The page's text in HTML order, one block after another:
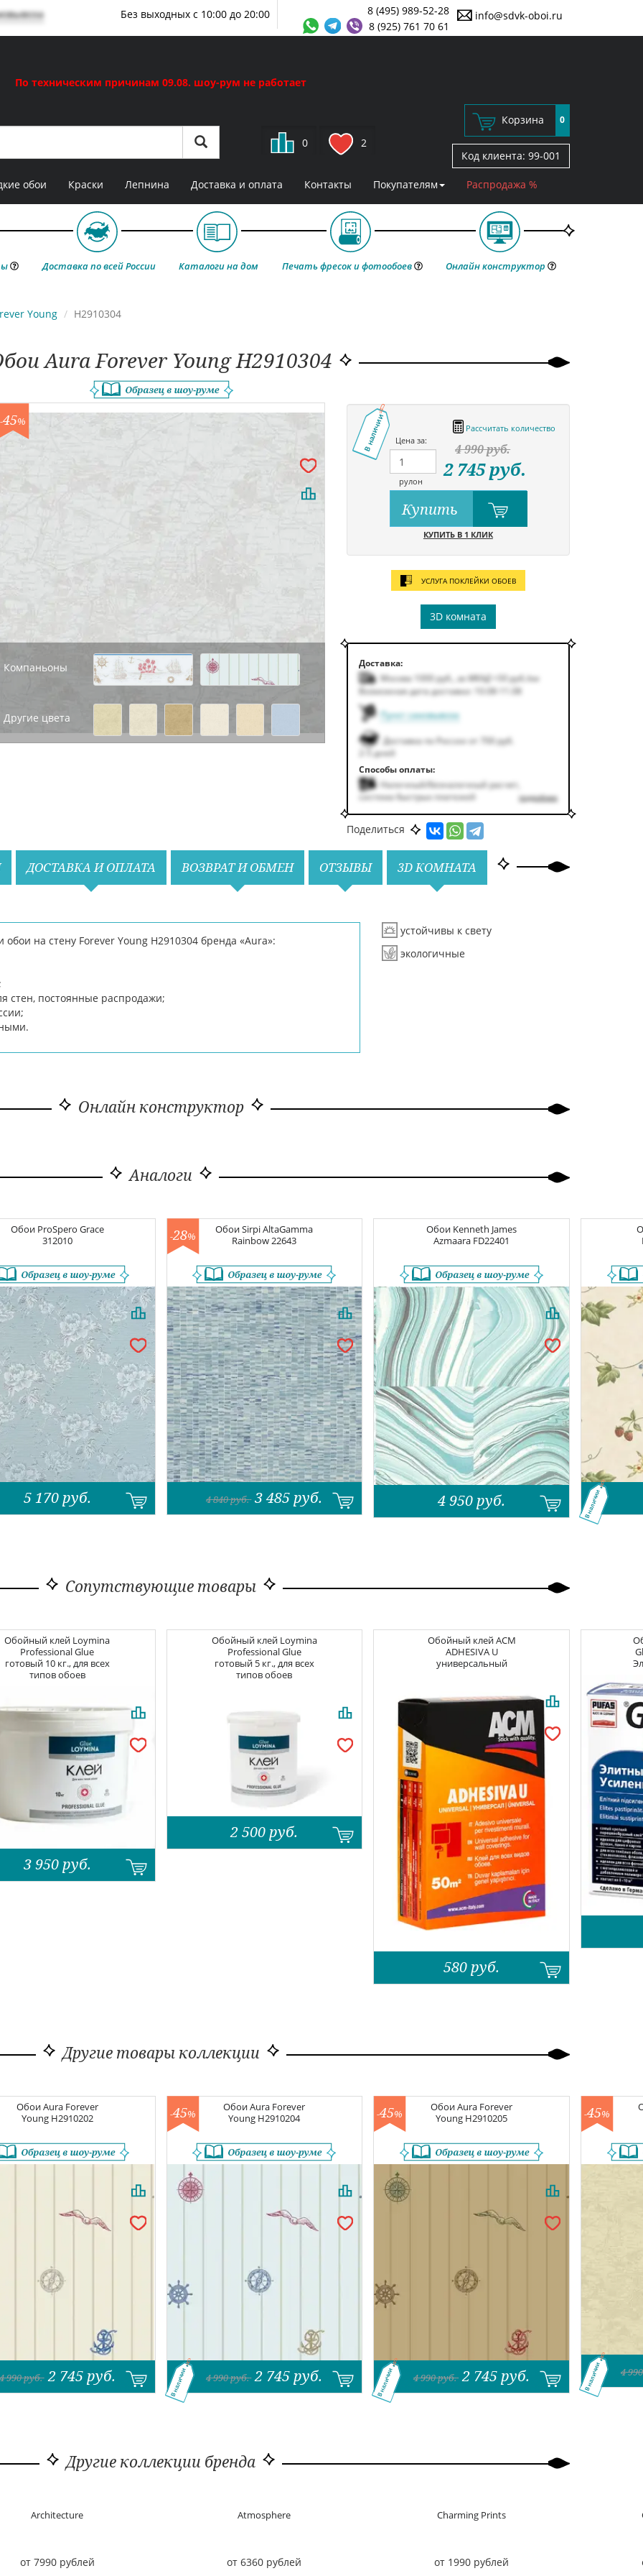
info@sdvk-oboi.ru
8 (495) 989-52-28
8 (925) 761 70 61
Без выходных с 10:00 до 20:00
По техническим причинам 09.08. шоу-рум не работает
0 2
Корзина 0
Код клиента: 99-001
обои Краски Лепнина Доставка и оплата Контакты Покупателям Распродажа %
Доставка по всей России Каталоги на дом Печать фресок и фотообоев Онлайн конструктор
Young H2910304
Aura Forever Young H2910304
-45%
Компаньоны
Другие цвета
Назад
В наличии
Рассчитать количество
Цена за:
рулон
4 990руб.
2 745руб.
Купить
КУПИТЬ В 1 КЛИК
УСЛУГА ПОКЛЕЙКИ ОБОЕВ
3D комната
Доставка:
Москва 1000руб. за МКАД +50руб. /км
Возможная дата доставки: 10.08-11.08
Пункт самовывоза
Доставка по России от 700 руб.
2-5 дней
Способы оплаты:
Наличный/безналичный расчет,
система быстрых платежей
подробнее
Поделиться
ДОСТАВКА И ОПЛАТА ВОЗВРАТ И ОБМЕН ОТЗЫВЫ 3D КОМНАТА
на стену Forever Young H2910304 бренда «Aura»:
стен, постоянные распродажи;
устойчивы к свету
экологичные
Онлайн конструктор
Аналоги
Обои ProSpero Grace
312010
5 170 руб.
ОбоиSirpi AltaGamma
Rainbow22643
-28%
4 840руб. 3 485 руб.
Обои Kenneth James
Azmaara FD22401
4 950 руб. В наличии
Сопутствующие товары
Обойный клей Loymina
Professional Glue
готовый 10 кг., для всех
типов обоев
3 950 руб.
Обойный клей Loymina
Professional Glue
готовый 5 кг., для всех
типов обоев
2 500 руб.
Обойный клейACM
ADHESIVA U
универсальный
580 руб.
Другие товары коллекции
ОбоиAura Forever
Young H2910202
990руб. 2 745 руб.
ОбоиAura Forever
Young H2910204
-45%
4 990руб. 2 745 руб.
В наличии
ОбоиAura Forever
Young H2910205
-45%
4 990руб. 2 745 руб.
В наличии
-45%
4 990
В наличии
Другие коллекции бренда
Architecture
от 7990 рублей
Atmosphere
от 6360 рублей
Charming Prints
от 1990 рублей